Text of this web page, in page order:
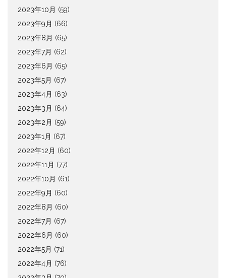
2023年10月 (59)
2023年9月 (66)
2023年8月 (65)
2023年7月 (62)
2023年6月 (65)
2023年5月 (67)
2023年4月 (63)
2023年3月 (64)
2023年2月 (59)
2023年1月 (67)
2022年12月 (60)
2022年11月 (77)
2022年10月 (61)
2022年9月 (60)
2022年8月 (60)
2022年7月 (67)
2022年6月 (60)
2022年5月 (71)
2022年4月 (76)